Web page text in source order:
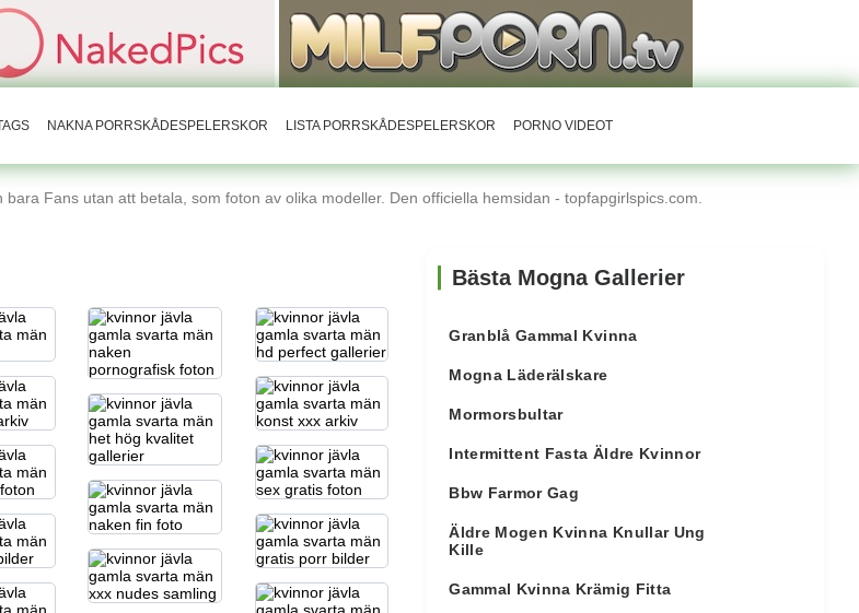
NAKNA PORRSKÅDESPELERSKOR LISTA PORRSKÅDESPELERSKOR PORNO VIDEOT
Fans utan att betala, som foton av olika modeller. Den officiella hemsidan - topfapgirlspics.com.
Bästa Mogna Gallerier
Granblå Gammal Kvinna
Mogna Läderälskare
Mormorsbultar
Intermittent Fasta Äldre Kvinnor
Bbw Farmor Gag
Äldre Mogen Kvinna Knullar Ung
Kille
Gammal Kvinna Krämig Fitta